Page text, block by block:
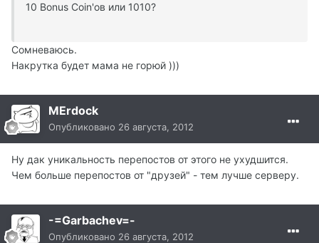
10 Bonus Coin'ов или 1010?
Сомневаюсь.
Накрутка будет мама не горюй )))
MErdock
Опубликовано 26 августа, 2012
Ну дак уникальность перепостов от этого не ухудшится.
Чем больше перепостов от "друзей" - тем лучше серверу.
-=Garbachev=-
Опубликовано 26 августа, 2012